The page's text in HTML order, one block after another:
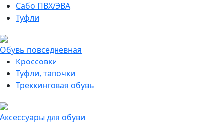
Сабо ПВХ/ЭВА
Туфли
Обувь повседневная
Кроссовки
Туфли, тапочки
Треккинговая обувь
Аксессуары для обуви